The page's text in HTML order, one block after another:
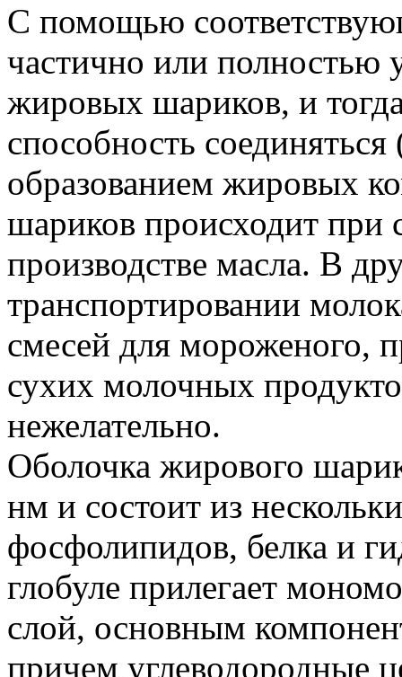
С помощью
частично или полностью
жировых шариков, и
способность
образованием жировых
шариков происходит при
производстве масла. В
транспортировании
смесей для мороженого,
сухих молочных
нежелательно.
Оболочка жирового
нм и состоит из
фосфолипидов, белка и
глобуле прилегает
слой, основным
причем углеводородные